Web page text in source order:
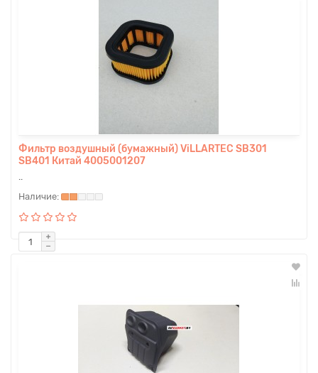
Фильтр воздушный (бумажный) ViLLARTEC SB301
SB401 Китай 4005001207
..